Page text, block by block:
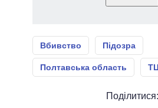
Вбивство Підозра
Полтавська область
Поділитися: